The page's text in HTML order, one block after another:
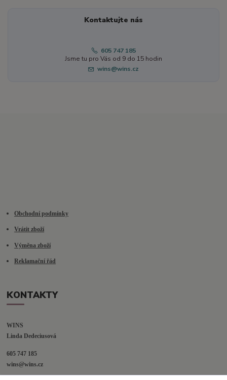
Kontaktujte nás
605 747 185
Jsme tu pro Vás od 9 do 15 hodin
wins@wins.cz
Obchodní podmínky
Vrátit zboží
Výměna zboží
Reklamační řád
KONTAKTY
WINS
Linda Dedeciusová
605 747 185
wins@wins.cz